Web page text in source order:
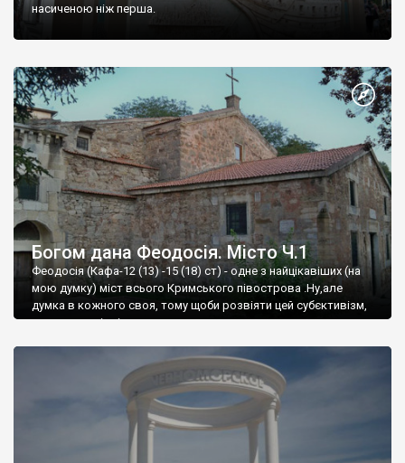
насиченою ніж перша.
Богом дана Феодосія. Місто Ч.1
Феодосія (Кафа-12 (13) -15 (18) ст) - одне з найцікавіших (на
мою думку) міст всього Кримського півострова .Ну,але
думка в кожного своя, тому щоби розвіяти цей субєктивізм,
запрошую відвідати це